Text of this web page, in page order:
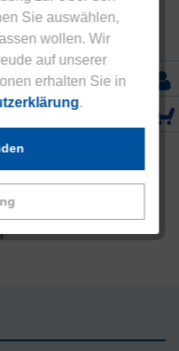
Sie auswählen,
wollen. Wir
auf unserer
erhalten Sie in
.